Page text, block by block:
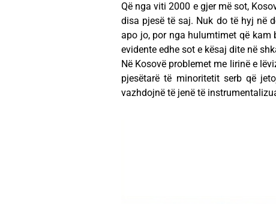
Që nga viti 2000 e gjer më sot,
disa pjesë të saj. Nuk do të hyj në
apo jo, por nga hulumtimet që kam
evidente edhe sot e kësaj dite në
Në Kosovë problemet me lirinë e
pjesëtarë të minoritetit serb që
vazhdojnë të jenë të